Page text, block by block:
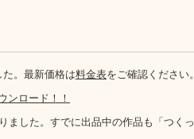
。最新価格は料金表をご確認ください。
ンロード！！
ました。すでに出品中の作品も「つくっ